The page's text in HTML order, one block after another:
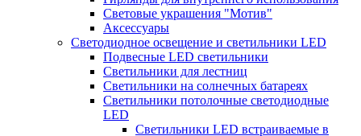
Световые украшения "Мотив"
Аксессуары
Светодиодное освещение и светильники LED
Подвесные LED светильники
Светильники для лестниц
Светильники на солнечных батареях
Светильники потолочные светодиодные
LED
Cветильники LED встраиваемые в